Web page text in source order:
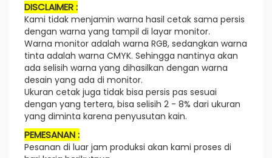
DISCLAIMER :
Kami tidak menjamin warna hasil cetak sama persis
dengan warna yang tampil di layar monitor.
Warna monitor adalah warna RGB, sedangkan warna
tinta adalah warna CMYK. Sehingga nantinya akan
ada selisih warna yang dihasilkan dengan warna
desain yang ada di monitor.
Ukuran cetak juga tidak bisa persis pas sesuai
dengan yang tertera, bisa selisih 2 - 8% dari ukuran
yang diminta karena penyusutan kain.
PEMESANAN :
Pesanan di luar jam produksi akan kami proses di